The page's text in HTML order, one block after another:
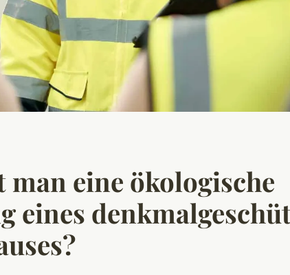
man eine ökologische
eines